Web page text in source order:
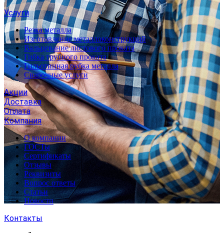
Услуги
Резка металла
Изготовление металлоконструкций
Вальцевание листового проката
Гибка трубного проката
Гильотинная рубка металла
Сварочные услуги
Акции
Доставка
Оплата
Компания
О компании
ГОСТы
Сертификаты
Отзывы
Реквизиты
Вопрос ответы
Статьи
Новости
Контакты